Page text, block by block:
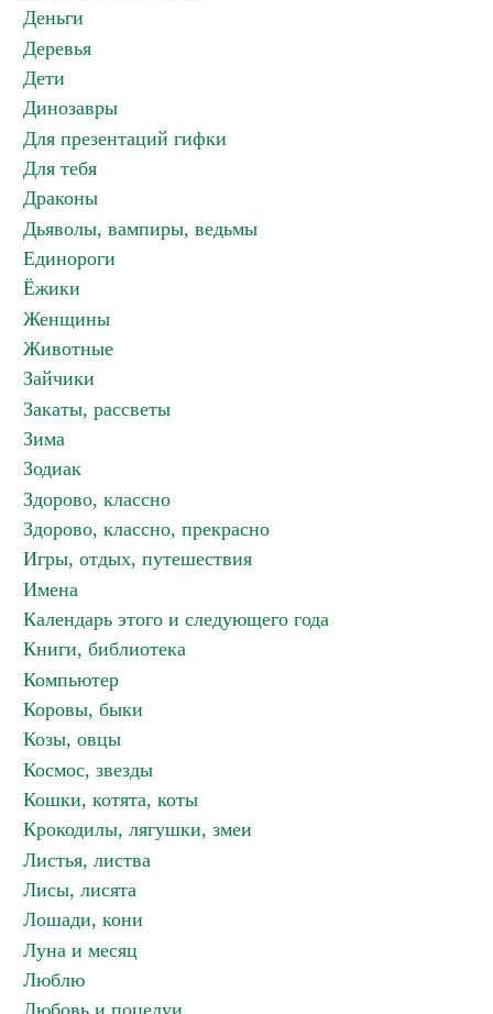
Деньги
Деревья
Дети
Динозавры
Для презентаций гифки
Для тебя
Драконы
Дьяволы, вампиры, ведьмы
Единороги
Ёжики
Женщины
Животные
Зайчики
Закаты, рассветы
Зима
Зодиак
Здорово, классно
Здорово, классно, прекрасно
Игры, отдых, путешествия
Имена
Календарь этого и следующего года
Книги, библиотека
Компьютер
Коровы, быки
Козы, овцы
Космос, звезды
Кошки, котята, коты
Крокодилы, лягушки, змеи
Листья, листва
Лисы, лисята
Лошади, кони
Луна и месяц
Люблю
Любовь и поцелуи